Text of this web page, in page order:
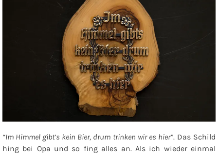
“Im Himmel gibt’s kein Bier, drum trinken wir es hier”. Das Schild
hing bei Opa und so fing alles an. Als ich wieder einmal